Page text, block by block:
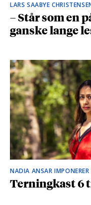
LARS SAABYE
– Står som en
ganske lange
NADIA ANSAR IMPONERER
Terningkast 6